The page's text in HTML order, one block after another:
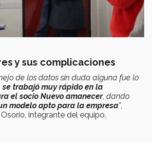
y sus complicaciones
de los datos sin duda alguna fue lo
se trabajó muy rápido en la
el socio Nuevo amanecer, dando
modelo apto para la empresa",
integrante del equipo.